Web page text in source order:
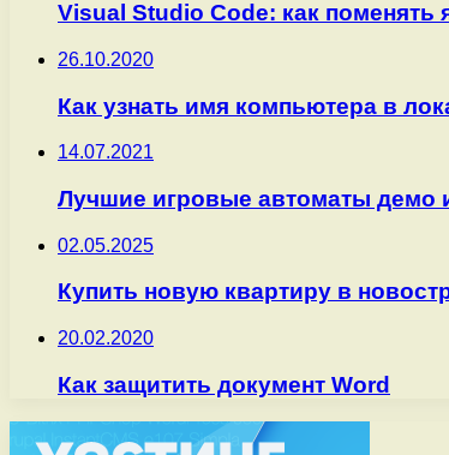
Visual Studio Code: как поменять
26.10.2020
Как узнать имя компьютера в
14.07.2021
Лучшие игровые автоматы демо
02.05.2025
Купить новую квартиру в
20.02.2020
Как защитить документ Word